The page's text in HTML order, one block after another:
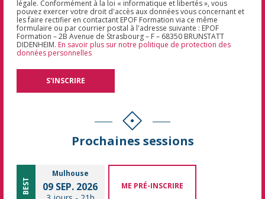
légale. Conformément à la loi « informatique et libertés », vous
pouvez exercer votre droit d'accès aux données vous concernant et
les faire rectifier en contactant EPOF Formation via ce même
formulaire ou par courrier postal à l'adresse suivante : EPOF
Formation – 2B Avenue de Strasbourg – F – 68350 BRUNSTATT
DIDENHEIM. En savoir plus sur notre politique de protection des
données personnelles
Prochaines sessions
BEST
Mulhouse
09 SEP. 2026 ME PRÉ-INSCRIRE